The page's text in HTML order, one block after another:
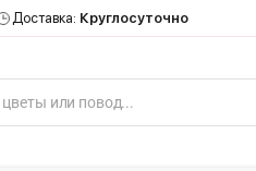
Доставка: Круглосуточно